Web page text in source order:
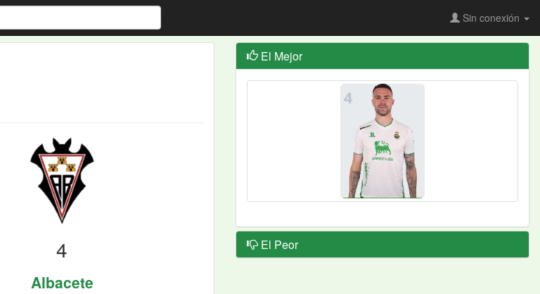
Sin conexión
4
Albacete
El Mejor
El Peor